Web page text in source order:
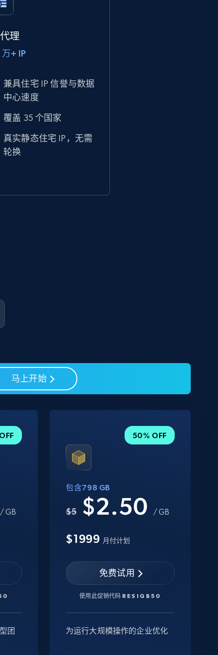
理
+ IP
兼具住宅 IP 信誉与数据
中心速度
覆盖 35 个国家
真实静态住宅 IP，无需
轮换
马上开始
/ GB
团
50% OFF
包含798 GB
$5 $2.50 / GB
$1999 月付计划
免费试用
使用此促销代码 RESIGB50
为运行大规模操作的企业优化